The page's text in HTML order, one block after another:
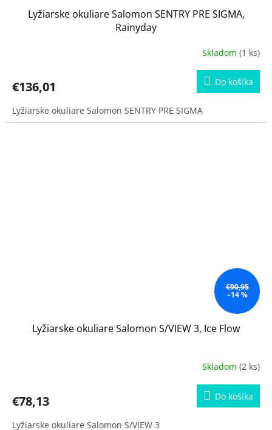
Lyžiarske okuliare Salomon SENTRY PRE SIGMA,
Rainyday
Skladom (1 ks)
€136,01 Do košíka
Lyžiarske okuliare Salomon SENTRY PRE SIGMA
€90,95
–14 %
Lyžiarske okuliare Salomon S/VIEW 3, Ice Flow
Skladom (2 ks)
€78,13 Do košíka
Lyžiarske okuliare Salomon S/VIEW 3